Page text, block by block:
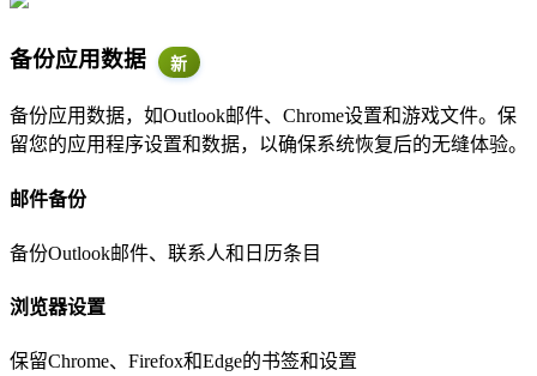
备份应用数据 新
备份应用数据，如Outlook邮件、Chrome设置和游戏文件。保
留您的应用程序设置和数据，以确保系统恢复后的无缝体验。
邮件备份
备份Outlook邮件、联系人和日历条目
浏览器设置
保留Chrome、Firefox和Edge的书签和设置